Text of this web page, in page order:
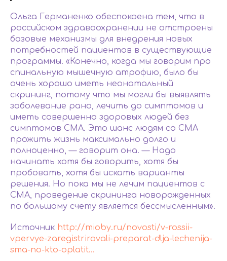
Ольга Германенко обеспокоена тем, что в
российском здравоохранении не отстроены
базовые механизмы для внедрения новых
потребностей пациентов в существующие
программы. «Конечно, когда мы говорим про
спинальную мышечную атрофию, было бы
очень хорошо иметь неонатальный
скрининг, потому что мы могли бы выявлять
заболевание рано, лечить до симптомов и
иметь совершенно здоровых людей без
симптомов СМА. Это шанс людям со СМА
прожить жизнь максимально долго и
полноценно, — говорит она. — Надо
начинать хотя бы говорить, хотя бы
пробовать, хотя бы искать варианты
решения. Но пока мы не лечим пациентов с
СМА, проведение скрининга новорожденных
по большому счету является бессмысленным».
Источник http://mioby.ru/novosti/v-rossii-
vpervye-zaregistrirovali-preparat-dlja-lechenija-
sma-no-kto-oplatit...